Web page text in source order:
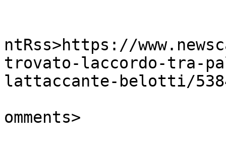
ntRss>https://
trovato-laccordo-tra-
lattaccante-belotti/
omments>